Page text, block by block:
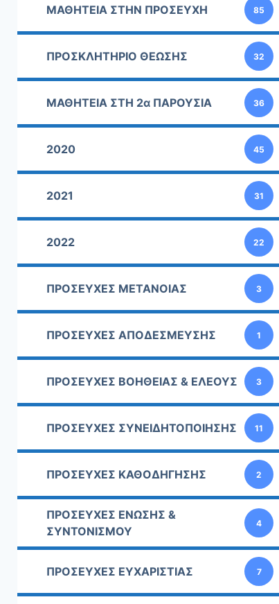
ΜΑΘΗΤΕΙΑ ΣΤΗΝ ΠΡΟΣΕΥΧΗ 85
ΠΡΟΣΚΛΗΤΗΡΙΟ ΘΕΩΣΗΣ 32
ΜΑΘΗΤΕΙΑ ΣΤΗ 2α ΠΑΡΟΥΣΙΑ 36
2020 45
2021 31
2022 22
ΠΡΟΣΕΥΧΕΣ ΜΕΤΑΝΟΙΑΣ 3
ΠΡΟΣΕΥΧΕΣ ΑΠΟΔΕΣΜΕΥΣΗΣ 1
ΠΡΟΣΕΥΧΕΣ ΒΟΗΘΕΙΑΣ & ΕΛΕΟΥΣ 3
ΠΡΟΣΕΥΧΕΣ ΣΥΝΕΙΔΗΤΟΠΟΙΗΣΗΣ 11
ΠΡΟΣΕΥΧΕΣ ΚΑΘΟΔΗΓΗΣΗΣ 2
ΠΡΟΣΕΥΧΕΣ ΕΝΩΣΗΣ &
ΣΥΝΤΟΝΙΣΜΟΥ
4
ΠΡΟΣΕΥΧΕΣ ΕΥΧΑΡΙΣΤΙΑΣ 7